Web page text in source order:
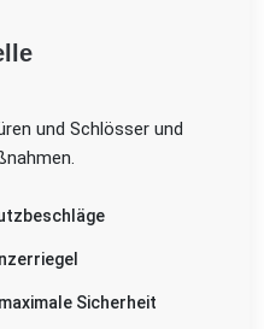
und Schlösser und
Sicherheit